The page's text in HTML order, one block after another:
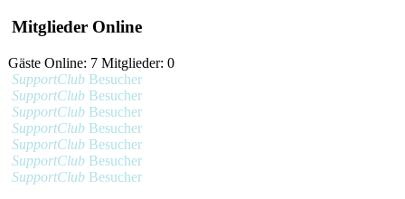
Mitglieder Online
Gäste Online: 7 Mitglieder: 0
SupportClub Besucher
SupportClub Besucher
SupportClub Besucher
SupportClub Besucher
SupportClub Besucher
SupportClub Besucher
SupportClub Besucher